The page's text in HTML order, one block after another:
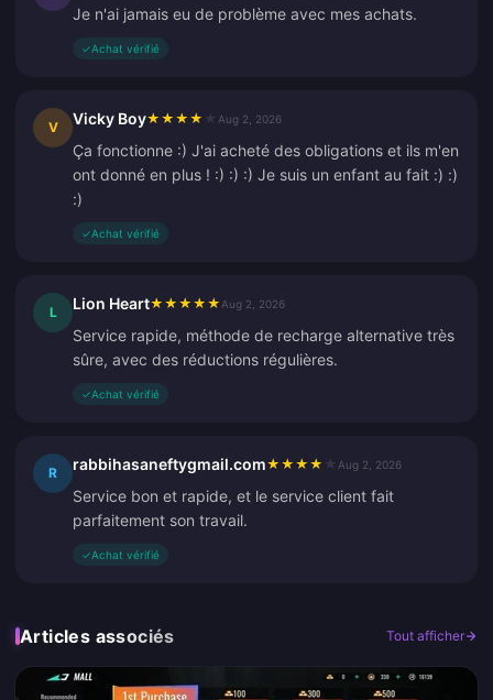
Je n'ai jamais eu de problème avec mes achats.
✓Achat vérifié
V Vicky Boy★ ★ ★ ★ Aug 2, 2026
Ça fonctionne :) J'ai acheté des obligations et ils m'en
ont donné en plus ! :) :) :) Je suis un enfant au fait :) :)
:)
✓Achat vérifié
L Lion Heart★ ★ ★ ★ ★ Aug 2, 2026
Service rapide, méthode de recharge alternative très
sûre, avec des réductions régulières.
✓Achat vérifié
R rabbihasaneftygmail.com★ ★ ★ ★ Aug 2, 2026
Service bon et rapide, et le service client fait
parfaitement son travail.
✓Achat vérifié
Articles associés Tout afficher